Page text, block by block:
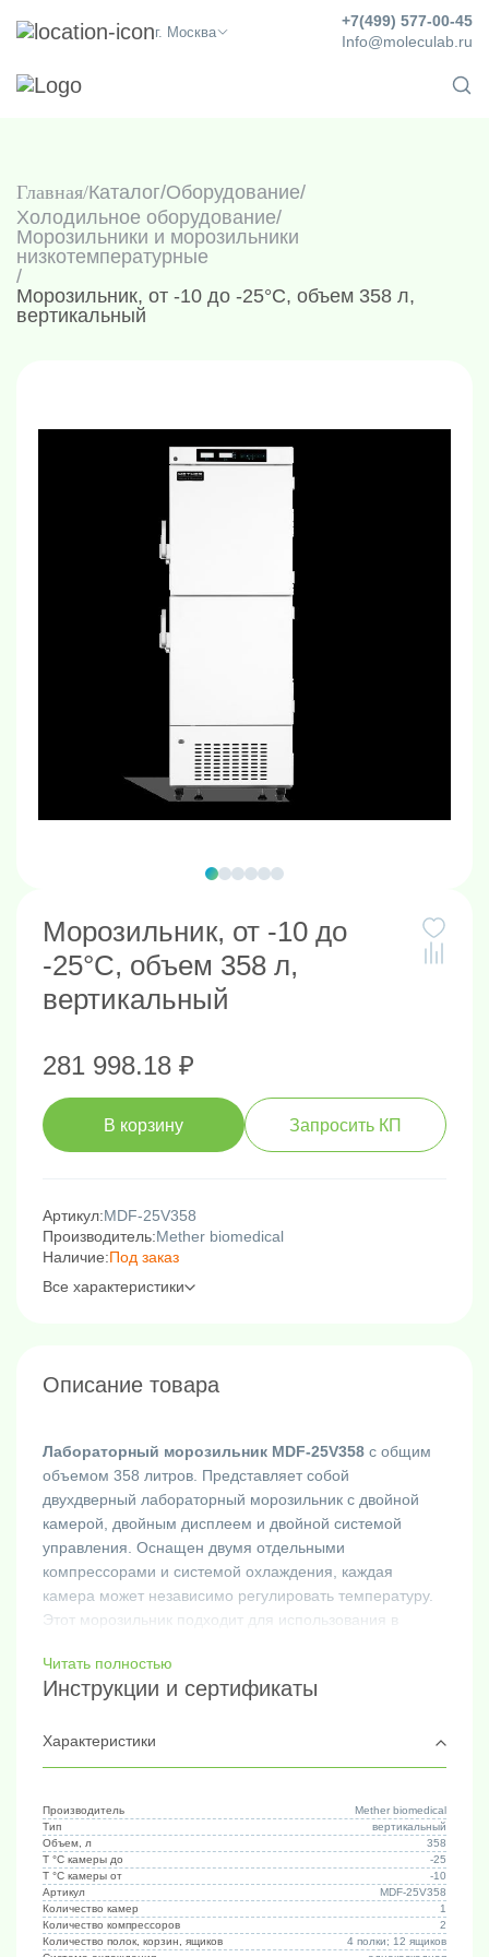
г. Москва
Info@moleculab.ru
+7(499) 577-00-45
Главная Каталог/Оборудование/
Холодильное оборудование/
Морозильники и морозильники
низкотемпературные
/
Морозильник, от -10 до -25°C, объем 358 л,
вертикальный
Морозильник, от -10 до
-25°C, объем 358 л,
вертикальный
281 998.18 ₽
В корзину Запросить КП
Артикул:MDF-25V358
Производитель:Mether biomedical
Наличие:Под заказ
Все характеристики
Описание товара
Лабораторный морозильник MDF-25V358 с общим
объемом 358 литров. Представляет собой
двухдверный лабораторный морозильник с двойной
камерой, двойным дисплеем и двойной системой
управления. Оснащен двумя отдельными
компрессорами и системой охлаждения, каждая
камера может независимо регулировать температуру.
Этот морозильник подходит для использования в
лабораториях.
Основные характеристики:
обеспечивает точный контроль температуры и
высокий уровень надежности.
способен быстро охлаждать от +25°C до -25°C, что
обеспечивает надежное хранение образцов и
материалов.
6 типов сигналов тревоги:
- сигнализация высокой и низкой температуры
- сигнализация отключения питания
Читать полностью
Инструкции и сертификаты
Характеристики
Производитель
Mether biomedical
Тип
вертикальный
Объем, л
358
T °C камеры до
-25
T °C камеры от
-10
Артикул
MDF-25V358
Количество камер
1
Количество компрессоров
2
Количество полок, корзин, ящиков
4 полки; 12 ящиков